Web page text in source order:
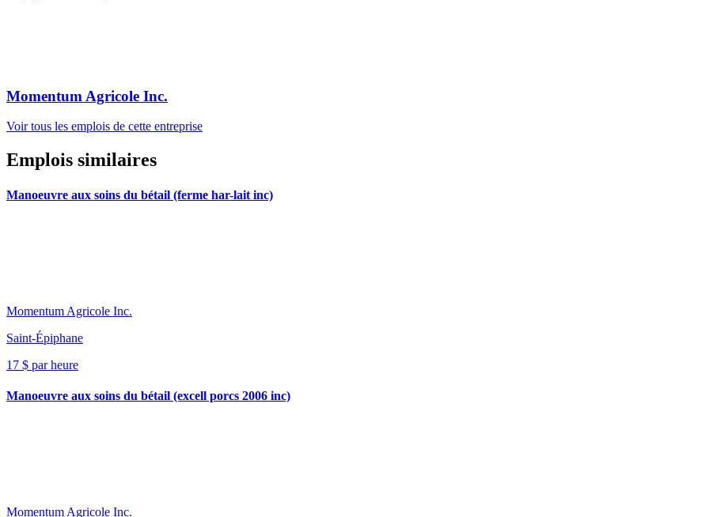
Momentum Agricole Inc.
Voir tous les emplois de cette entreprise
Emplois similaires
Manoeuvre aux soins du bétail (ferme har-lait inc)
Momentum Agricole Inc.
Saint-Épiphane
17 $ par heure
Manoeuvre aux soins du bétail (excell porcs 2006 inc)
Momentum Agricole Inc.